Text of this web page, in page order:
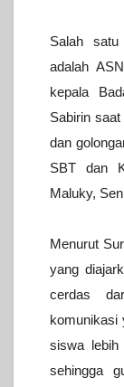
Salah
adalah
kepala
Sabirin
dan
SBT dan
Maluky,
Menurut
yang
cerdas
komunikasi
siswa lebih
sehingga